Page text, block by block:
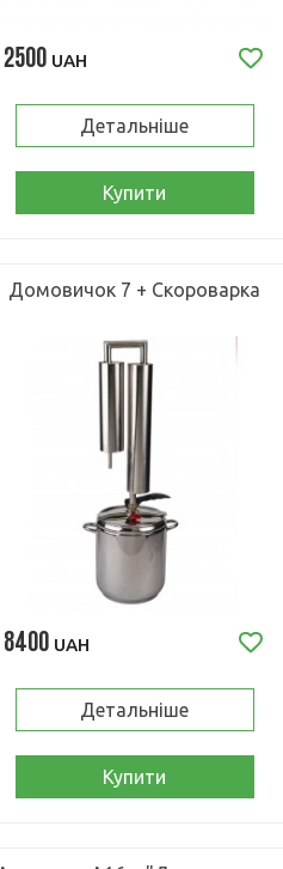
2500UAH
Детальніше
Купити
Домовичок 7 + Скороварка
8400UAH
Детальніше
Купити